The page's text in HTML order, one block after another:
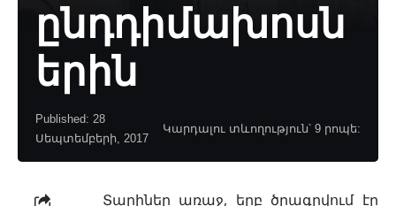
ընդդիմախոսն
երին
Published: 28
Սեպտեմբերի, 2017
Կարդալու տևողություն՝ 9 րոպե:
Տարիներ առաջ, երբ ծրագրվում էր